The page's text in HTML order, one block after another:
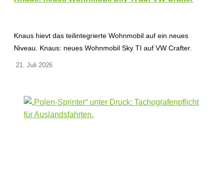
Knaus hievt das teilintegrierte Wohnmobil auf ein neues
Niveau. Knaus: neues Wohnmobil Sky TI auf VW Crafter.
21. Juli 2026